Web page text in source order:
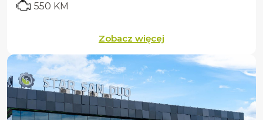
550 KM
Zobacz więcej